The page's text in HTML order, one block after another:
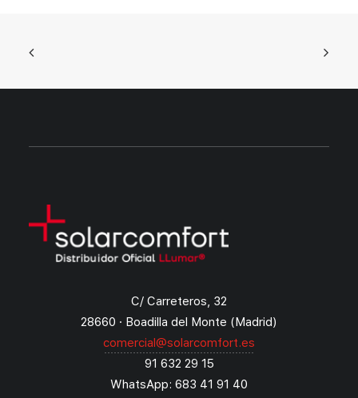
C/ Carreteros, 32
28660 · Boadilla del Monte (Madrid)
comercial@solarcomfort.es
91 632 29 15
WhatsApp: 683 41 91 40